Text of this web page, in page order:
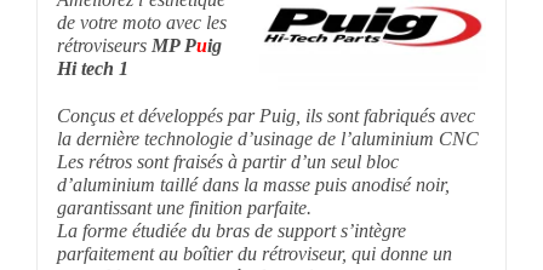
de votre moto avec les
rétroviseurs MP Puig
Hi tech 1
Conçus et développés par Puig, ils sont fabriqués avec
la dernière technologie d’usinage de l’aluminium CNC
Les rétros sont fraisés à partir d’un seul bloc
d’aluminium taillé dans la masse puis anodisé noir,
garantissant une finition parfaite.
La forme étudiée du bras de support s’intègre
parfaitement au boîtier du rétroviseur, qui donne un